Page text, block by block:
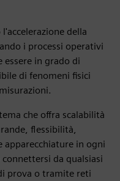
della
i processi operativi
essere in grado di
di fenomeni fisici
che offra scalabilità
flessibilità,
in ogni
da qualsiasi
prova o tramite reti